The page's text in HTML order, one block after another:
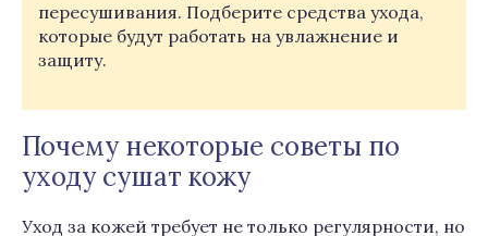
пересушивания. Подберите средства ухода,
которые будут работать на увлажнение и
защиту.
Почему некоторые советы по
уходу сушат кожу
Уход за кожей требует не только регулярности, но